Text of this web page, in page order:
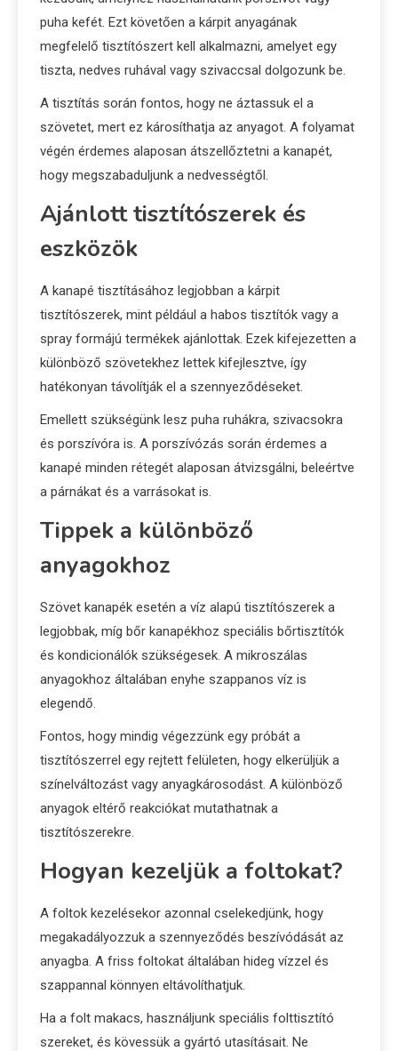
puha kefét. Ezt követően a kárpit anyagának
megfelelő tisztítószert kell alkalmazni, amelyet egy
tiszta, nedves ruhával vagy szivaccsal dolgozunk be.
A tisztítás során fontos, hogy ne áztassuk el a
szövetet, mert ez károsíthatja az anyagot. A folyamat
végén érdemes alaposan átszellőztetni a kanapét,
hogy megszabaduljunk a nedvességtől.
Ajánlott tisztítószerek és
eszközök
A kanapé tisztításához legjobban a kárpit
tisztítószerek, mint például a habos tisztítók vagy a
spray formájú termékek ajánlottak. Ezek kifejezetten a
különböző szövetekhez lettek kifejlesztve, így
hatékonyan távolítják el a szennyeződéseket.
Emellett szükségünk lesz puha ruhákra, szivacsokra
és porszívóra is. A porszívózás során érdemes a
kanapé minden rétegét alaposan átvizsgálni, beleértve
a párnákat és a varrásokat is.
Tippek a különböző
anyagokhoz
Szövet kanapék esetén a víz alapú tisztítószerek a
legjobbak, míg bőr kanapékhoz speciális bőrtisztítók
és kondicionálók szükségesek. A mikroszálas
anyagokhoz általában enyhe szappanos víz is
elegendő.
Fontos, hogy mindig végezzünk egy próbát a
tisztítószerrel egy rejtett felületen, hogy elkerüljük a
színelváltozást vagy anyagkárosodást. A különböző
anyagok eltérő reakciókat mutathatnak a
tisztítószerekre.
Hogyan kezeljük a foltokat?
A foltok kezelésekor azonnal cselekedjünk, hogy
megakadályozzuk a szennyeződés beszívódását az
anyagba. A friss foltokat általában hideg vízzel és
szappannal könnyen eltávolíthatjuk.
Ha a folt makacs, használjunk speciális folttisztító
szereket, és kövessük a gyártó utasításait. Ne